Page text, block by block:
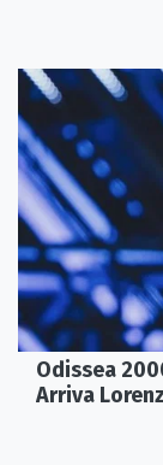
Odissea
Arriva